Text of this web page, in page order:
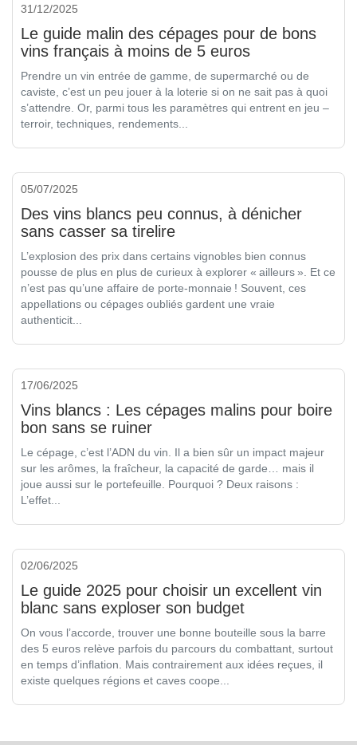
31/12/2025
Le guide malin des cépages pour de bons
vins français à moins de 5 euros
Prendre un vin entrée de gamme, de supermarché ou de
caviste, c’est un peu jouer à la loterie si on ne sait pas à quoi
s’attendre. Or, parmi tous les paramètres qui entrent en jeu –
terroir, techniques, rendements...
05/07/2025
Des vins blancs peu connus, à dénicher
sans casser sa tirelire
L’explosion des prix dans certains vignobles bien connus
pousse de plus en plus de curieux à explorer « ailleurs ». Et ce
n’est pas qu’une affaire de porte-monnaie ! Souvent, ces
appellations ou cépages oubliés gardent une vraie
authenticit...
17/06/2025
Vins blancs : Les cépages malins pour boire
bon sans se ruiner
Le cépage, c’est l’ADN du vin. Il a bien sûr un impact majeur
sur les arômes, la fraîcheur, la capacité de garde… mais il
joue aussi sur le portefeuille. Pourquoi ? Deux raisons :
L’effet...
02/06/2025
Le guide 2025 pour choisir un excellent vin
blanc sans exploser son budget
On vous l’accorde, trouver une bonne bouteille sous la barre
des 5 euros relève parfois du parcours du combattant, surtout
en temps d’inflation. Mais contrairement aux idées reçues, il
existe quelques régions et caves coope...